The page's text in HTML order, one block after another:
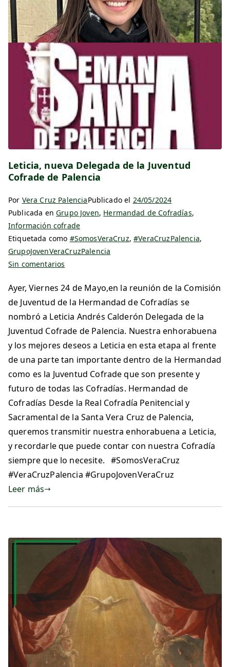
Leticia, nueva Delegada de la Juventud
Cofrade de Palencia
Por Vera Cruz PalenciaPublicado el 24/05/2024
Publicada enGrupo Joven, Hermandad de Cofradías,
Información cofrade
Etiquetada como #SomosVeraCruz,#VeraCruzPalencia,
GrupoJovenVeraCruzPalencia
Sin comentarios
Ayer, Viernes 24 de Mayo,en la reunión de la Comisión
de Juventud de la Hermandad de Cofradías se
nombró a Leticia Andrés Calderón Delegada de la
Juventud Cofrade de Palencia. Nuestra enhorabuena
y los mejores deseos a Leticia en esta etapa al frente
de una parte tan importante dentro de la Hermandad
como es la Juventud Cofrade que son presente y
futuro de todas las Cofradías. Hermandad de
Cofradías Desde la Real Cofradía Penitencial y
Sacramental de la Santa Vera Cruz de Palencia,
queremos transmitir nuestra enhorabuena a Leticia,
y recordarle que puede contar con nuestra Cofradía
siempre que lo necesite. #SomosVeraCruz
#VeraCruzPalencia #GrupoJovenVeraCruz
Leer más